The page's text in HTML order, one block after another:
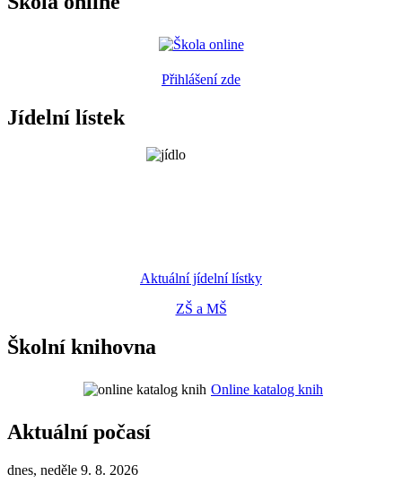
Přihlášení zde
Jídelní lístek
Aktuální jídelní lístky
ZŠ a MŠ
Školní knihovna
Online katalog knih
Aktuální počasí
dnes, neděle 9. 8. 2026